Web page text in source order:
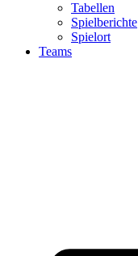
Tabellen
Spielberichte
Spielort
Teams